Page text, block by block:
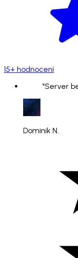
15+ hodnocení
"Server
Dominik N.